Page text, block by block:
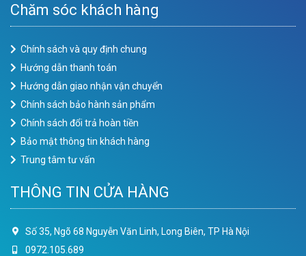
Chăm sóc khách hàng
Chính sách và quy định chung
Hướng dẫn thanh toán
Hướng dẫn giao nhận vận chuyển
Chính sách bảo hành sản phẩm
Chính sách đổi trả hoàn tiền
Bảo mật thông tin khách hàng
Trung tâm tư vấn
THÔNG TIN CỬA HÀNG
Số 35, Ngõ 68 Nguyễn Văn Linh, Long Biên, TP Hà Nội
0972.105.689